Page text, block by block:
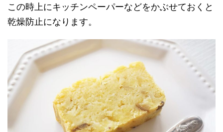
この時上にキッチンペーパーなどをかぶせておくと
乾燥防止になります。